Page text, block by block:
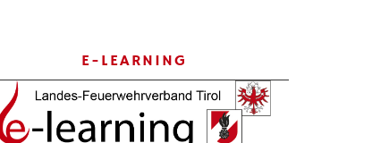
E-LEARNING